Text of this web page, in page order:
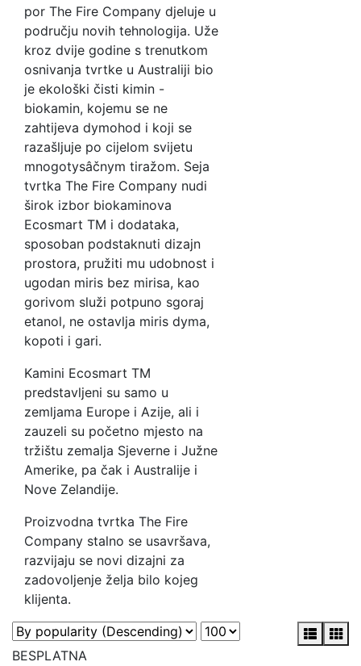
por The Fire Company djeluje u
području novih tehnologija. Uže
kroz dvije godine s trenutkom
osnivanja tvrtke u Australiji bio
je ekološki čisti kimin -
biokamin, kojemu se ne
zahtijeva dymohod i koji se
razašljuje po cijelom svijetu
mnogotysâčnym tiražom. Seja
tvrtka The Fire Company nudi
širok izbor biokaminova
Ecosmart TM i dodataka,
sposoban podstaknuti dizajn
prostora, pružiti mu udobnost i
ugodan miris bez mirisa, kao
gorivom služi potpuno sgoraj
etanol, ne ostavlja miris dyma,
kopoti i gari.
Kamini Ecosmart TM
predstavljeni su samo u
zemljama Europe i Azije, ali i
zauzeli su početno mjesto na
tržištu zemalja Sjeverne i Južne
Amerike, pa čak i Australije i
Nove Zelandije.
Proizvodna tvrtka The Fire
Company stalno se usavršava,
razvijaju se novi dizajni za
zadovoljenje želja bilo kojeg
klijenta.
BESPLATNA